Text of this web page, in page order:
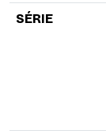
SÉRIE